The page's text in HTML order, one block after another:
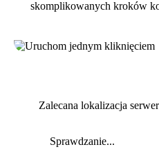
skomplikowanych kroków
Zalecana lokalizacja
Sprawdzanie...